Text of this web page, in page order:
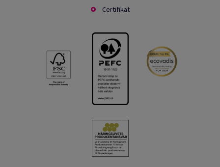
Certifikat